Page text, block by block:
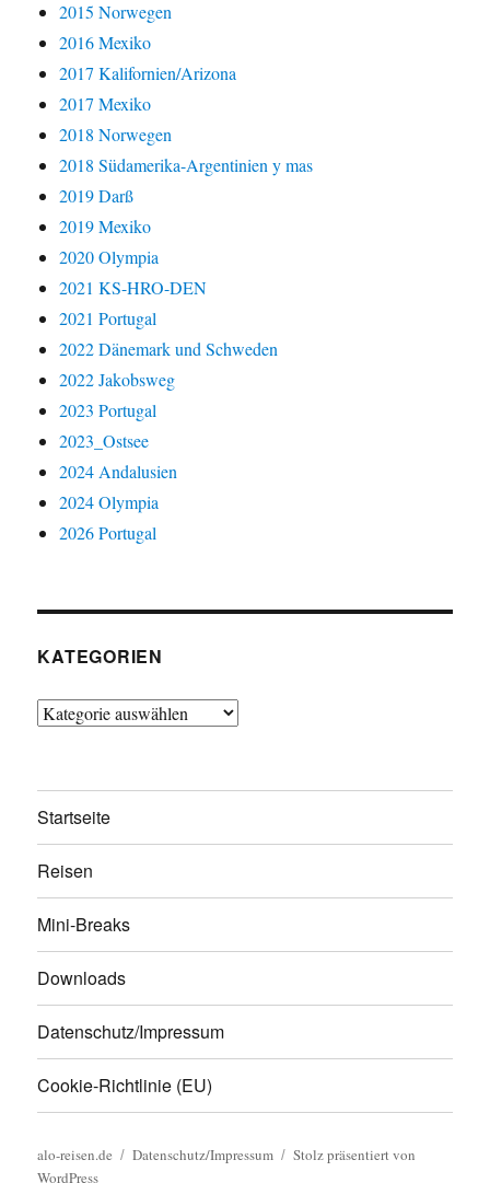
2015 Norwegen
2016 Mexiko
2017 Kalifornien/Arizona
2017 Mexiko
2018 Norwegen
2018 Südamerika-Argentinien y mas
2019 Darß
2019 Mexiko
2020 Olympia
2021 KS-HRO-DEN
2021 Portugal
2022 Dänemark und Schweden
2022 Jakobsweg
2023 Portugal
2023_Ostsee
2024 Andalusien
2024 Olympia
2026 Portugal
KATEGORIEN
Kategorien
Startseite
Reisen
Mini-Breaks
Downloads
Datenschutz/Impressum
Cookie-Richtlinie (EU)
alo-reisen.de Datenschutz/Impressum
Stolz präsentiert von
WordPress